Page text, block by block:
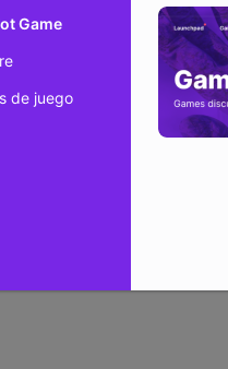
Game
de juego
a post on X
that it will roll
million in Linea tokens for
of the largest onchain
give back” to users.